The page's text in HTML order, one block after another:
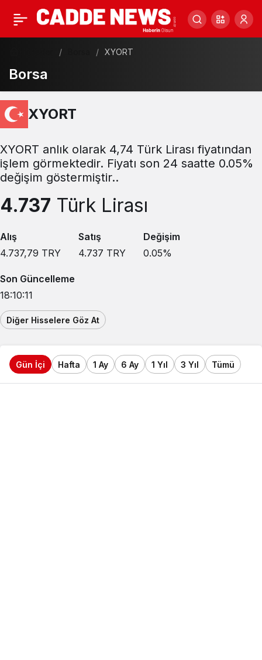
XYORT
Borsa
XYORT
XYORT anlık olarak 4,74 Türk Lirası fiyatından
işlem görmektedir. Fiyatı son 24 saatte 0.05%
değişim göstermiştir..
4.737 Türk Lirası
Alış
4.737,79 TRY
Satış
4.737 TRY
Değişim
0.05%
Son Güncelleme
18:10:11
Diğer Hisselere Göz At
Gün İçi Hafta 1 Ay 6 Ay 1 Yıl 3 Yıl Tümü